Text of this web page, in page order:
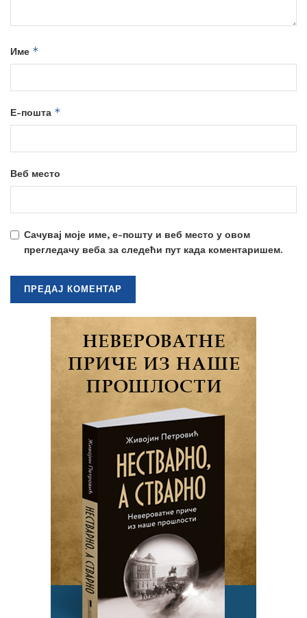
Име *
Е-пошта *
Веб место
Сачувај моје име, е-пошту и веб место у овом
прегледачу веба за следећи пут када коментаришем.